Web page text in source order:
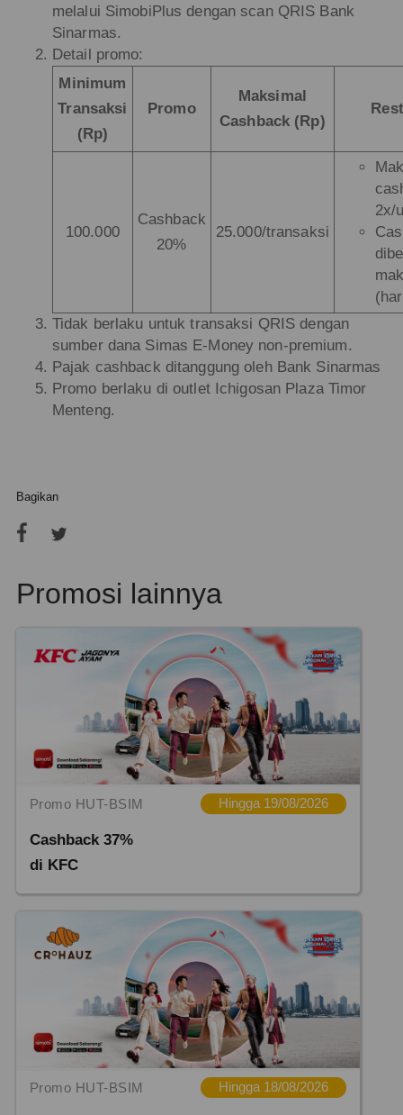
melalui SimobiPlus dengan scan QRIS Bank
Sinarmas.
Detail promo:
Minimum
Transaksi
(Rp)
Promo
Maksimal
Cashback (Rp)
100.000
Cashback
20%
25.000/transaksi
2x/
Tidak berlaku untuk transaksi QRIS dengan
sumber dana Simas E-Money non-premium.
Pajak cashback ditanggung oleh Bank Sinarmas
Promo berlaku di outlet Ichigosan Plaza Timor
Menteng.
Bagikan
Promosi lainnya
Promo HUT-BSIM Hingga 19/08/2026
Cashback 37%
di KFC
Promo HUT-BSIM Hingga 18/08/2026